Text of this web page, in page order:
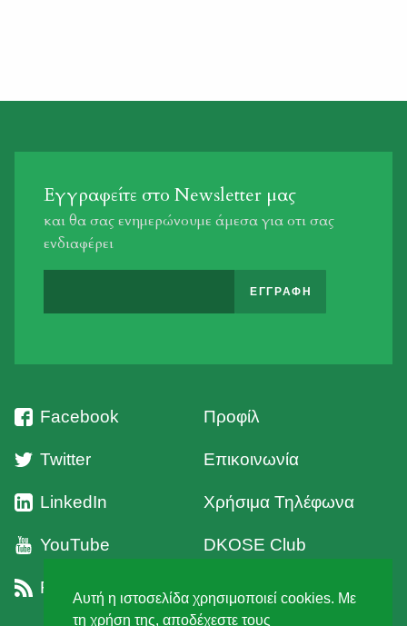
Αυτή η ιστοσελίδα χρησιμοποιεί cookies. Με
τη χρήση της, αποδέχεστε τους
Εγγραφείτε στο Newsletter μας
και θα σας ενημερώνουμε άμεσα για οτι σας
ενδιαφέρει
Facebook
Twitter
LinkedIn
YouTube
RSS
Προφίλ
Επικοινωνία
Χρήσιμα Τηλέφωνα
DKOSE Club
Όροι Χρήσης